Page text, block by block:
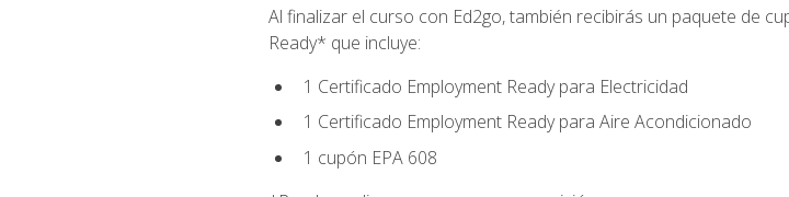
Al finalizar el curso con Ed2go, también recibirás un paquete de
Ready* que incluye:
1 Certificado Employment Ready para Electricidad
1 Certificado Employment Ready para Aire Acondicionado
1 cupón EPA 608